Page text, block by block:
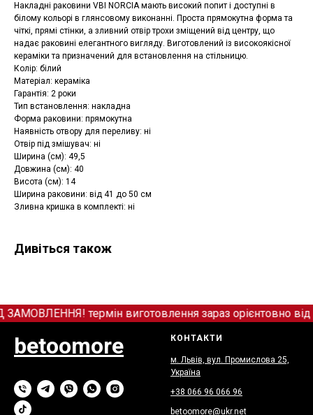
Накладні раковини VBI NORCIA мають високий попит і доступні в
білому кольорі в глянсовому виконанні. Проста прямокутна форма та
чіткі, прямі стінки, а зливний отвір трохи зміщений від центру, що
надає раковині елегантного вигляду. Виготовлений із високоякісної
кераміки та призначений для встановлення на стільницю.
Колір: білий
Матеріал: кераміка
Гарантія: 2 роки
Тип встановлення: накладна
Форма раковини: прямокутна
Наявність отвору для переливу: ні
Отвір під змішувач: ні
Ширина (см): 49,5
Довжина (см): 40
Висота (см): 14
Ширина раковини: від 41 до 50 см
Зливна кришка в комплекті: ні
Дивіться також
термін виготовлення зараз орієнтовно від
betoomore КОНТАКТИ
м. Львів, вул. Промислова 25,
Україна
+38 066 96 066 96
betoomore@ukr.net